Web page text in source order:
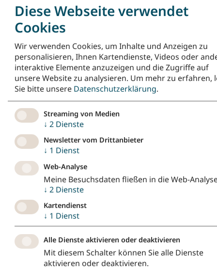
Viel Spaß beim Blättern im Bilderbuch!
Quelle:Ein Projekt der Arbeitsstelle
Kirchenmusik in der Ev.-Luth.
Landeskirche Sachsens (EVLKS),
Fachbeauftragte für Chor- und
Singarbeit Martina Hergt
Diese Webseite verwendet
Cookies
Wir verwenden Cookies, um Inhalte und Anzeigen zu
personalisieren, Ihnen Kartendienste, Videos oder
interaktive Elemente anzuzeigen und die Zugriffe auf
unsere Website zu analysieren. Um mehr zu erfahren,
Sie bitte unsere Datenschutzerklärung.
Streaming von Medien
↓ 2 Dienste
Newsletter vom Drittanbieter
↓ 1 Dienst
Web-Analyse
Meine Besuchsdaten fließen in die Web-
↓ 2 Dienste
Kartendienst
↓ 1 Dienst
Alle Dienste aktivieren oder deaktivieren
Mit diesem Schalter können Sie alle Dienste
aktivieren oder deaktivieren.